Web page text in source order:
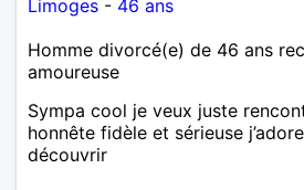
Limoges - 46 ans
Homme divorcé(e) de 46 ans
amoureuse
Sympa cool je veux juste
honnête fidèle et sérieuse
découvrir